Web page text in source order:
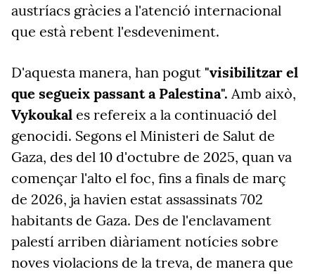
austríacs gràcies a l'atenció internacional
que està rebent l'esdeveniment.
D'aquesta manera, han pogut "visibilitzar el
que segueix passant a Palestina". Amb això,
Vykoukal es refereix a la continuació del
genocidi. Segons el Ministeri de Salut de
Gaza, des del 10 d'octubre de 2025, quan va
començar l'alto el foc, fins a finals de març
de 2026, ja havien estat assassinats 702
habitants de Gaza. Des de l'enclavament
palestí arriben diàriament notícies sobre
noves violacions de la treva, de manera que